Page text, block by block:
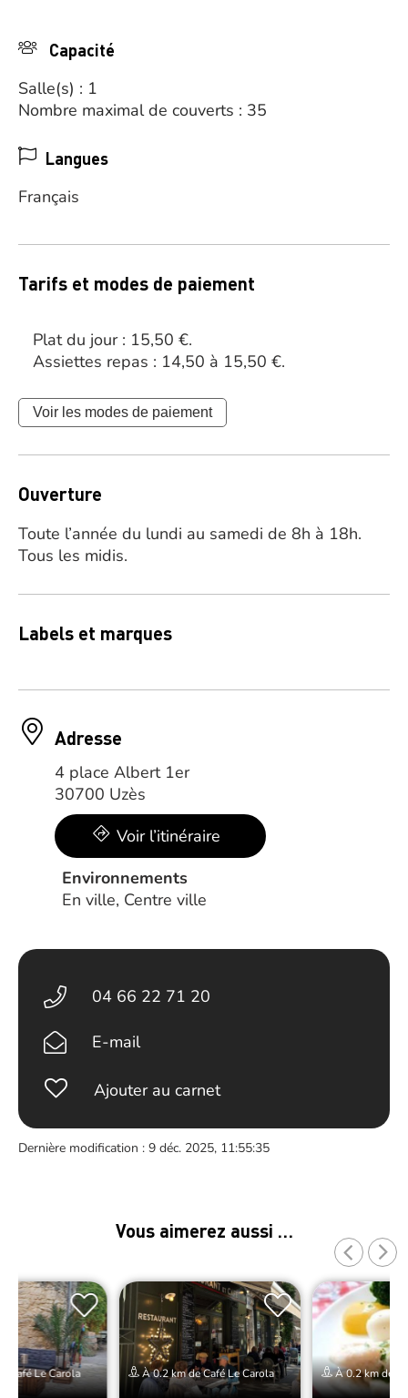
Capacité
Salle(s) : 1
Nombre maximal de couverts : 35
Langues
Français
Tarifs et modes de paiement
Plat du jour : 15,50 €.
Assiettes repas : 14,50 à 15,50 €.
Voir les modes de paiement
Ouverture
Toute l’année du lundi au samedi de 8h à 18h.
Tous les midis.
Labels et marques
Adresse
4 place Albert 1er
30700 Uzès
Voir l’itinéraire
Environnements
En ville, Centre ville
04 66 22 71 20
E-mail
Ajouter au carnet
Dernière modification : 9 déc. 2025, 11:55:35
Vous aimerez aussi …
Café Le Carola À 0.2 km de Café Le Carola À 0.2 km de